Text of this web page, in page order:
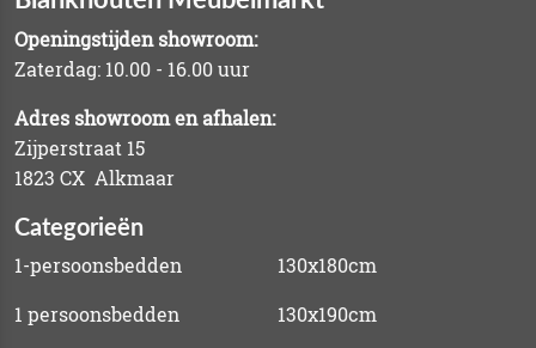
Openingstijden showroom:
Zaterdag: 10.00 - 16.00 uur
Adres showroom en afhalen:
Zijperstraat 15
1823 CX Alkmaar
Categorieën
1-persoonsbedden
1 persoonsbedden
130x180cm
130x190cm